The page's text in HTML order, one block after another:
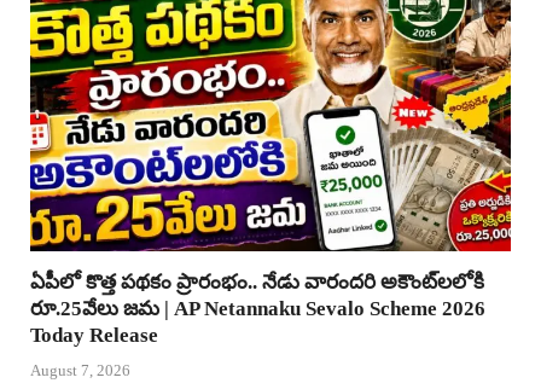
ఏపీలో కొత్త పథకం ప్రారంభం.. నేడు వారందరి అకౌంట్‌లలోకి
రూ.25వేలు జమ | AP Netannaku Sevalo Scheme 2026
Today Release
August 7, 2026